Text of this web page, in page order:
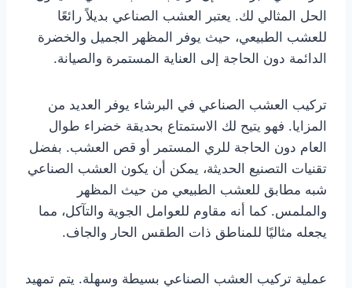
الحل المثالي لك. يعتبر العشب الصناعي بديلاً رائعًا
للعشب الطبيعي، حيث يوفر المظهر الجميل والخضرة
الدائمة دون الحاجة إلى العناية المستمرة والصيانة.
تركيب العشب الصناعي في البرشاء يوفر العديد من
المزايا. فهو يتيح لك الاستمتاع بحديقة خضراء طوال
العام دون الحاجة للري المستمر أو قص العشب. بفضل
تقنيات التصنيع الحديثة، يمكن أن يكون العشب الصناعي
شبه مطابق للعشب الطبيعي من حيث المظهر
والملمس. كما أنه مقاوم للعوامل الجوية والتآكل، مما
يجعله مثاليًا للمناطق ذات الطقس الحار والجاف.
عملية تركيب العشب الصناعي بسيطة وسهلة. يتم تمهيد